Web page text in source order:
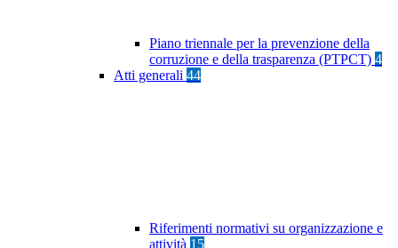
Piano triennale per la prevenzione della
corruzione e della trasparenza (PTPCT) 4
Atti generali 44
Riferimenti normativi su organizzazione e
attività 15